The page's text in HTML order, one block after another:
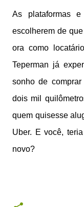
As plataformas
escolherem de
ora como
Teperman já
sonho de
dois mil
quem quisesse
Uber. E você,
novo?